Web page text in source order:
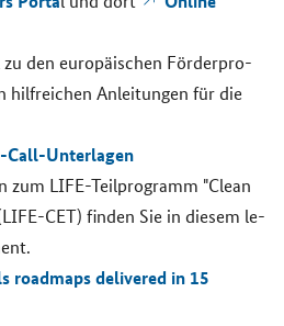
zu den eu­ro­päi­schen För­der­pro­
hilf­rei­chen An­lei­tun­gen für die
Call-Un­ter­la­gen
zum LIFE-​Teilprogramm "Clean
CET) fin­den Sie in die­sem le­
roadmaps delivered in 15